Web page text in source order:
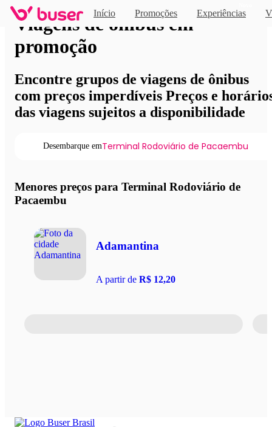
Início Promoções Experiências
Viagens de ônibus em
promoção
Encontre grupos de viagens de ônibus
com preços imperdíveis Preços e
das viagens sujeitos a disponibilidade
Desembarque emTerminal Rodoviário de Pacaembu
Menores preços para Terminal Rodoviário de
Pacaembu
Adamantina
A partir de R$ 12,20